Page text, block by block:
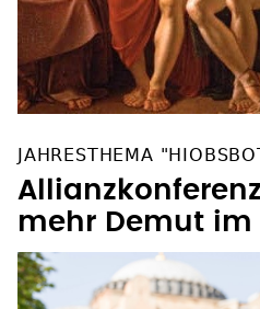
JAHRESTHEMA
mehr Demut im